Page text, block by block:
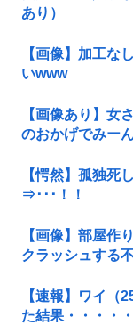
あり）
【画像】加工な
いwww
【画像あり】女
のおかげでみー
【愕然】孤独死
⇒･･･！！
【画像】部屋作
クラッシュする
【速報】ワイ（
た結果・・・・・